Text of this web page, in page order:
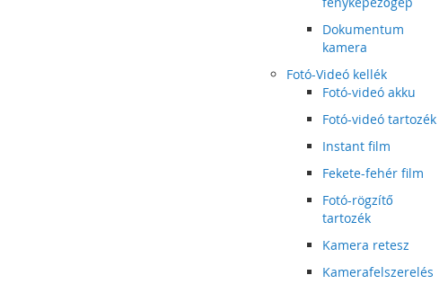
Dokumentum
kamera
Fotó-Videó kellék
Fotó-videó akku
Fotó-videó tartozék
Instant film
Fekete-fehér film
Fotó-rögzítő
tartozék
Kamera retesz
Kamerafelszerelés